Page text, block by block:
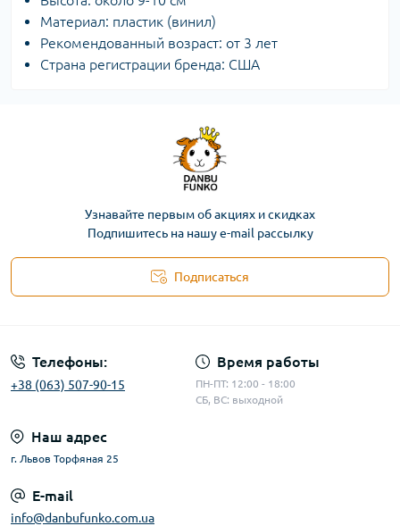
Материал: пластик (винил)
Рекомендованный возраст: от 3 лет
Страна регистрации бренда: США
Узнавайте первым об акциях и скидках
Подпишитесь на нашу e-mail рассылку
Подписаться
Телефоны:
+38 (063) 507-90-15
Время работы
ПН-ПТ: 12:00 - 18:00
СБ, ВС: выходной
Наш адрес
г. Львов Торфяная 25
E-mail
info@danbufunko.com.ua